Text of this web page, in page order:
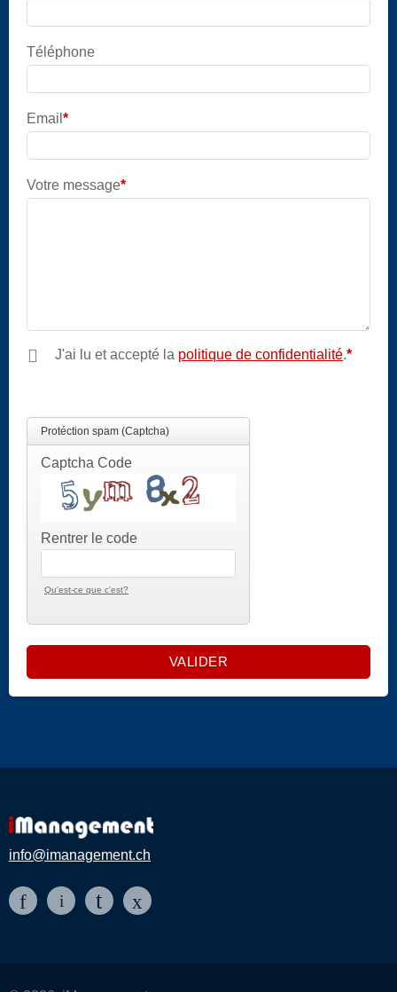
Téléphone
Email *
Votre message*
J'ai lu et accepté la politique de confidentialité.*
Protéction spam (Captcha)
Captcha Code
Rentrer le code
Qu'est-ce que c'est?
info@imanagement.ch
f i t x